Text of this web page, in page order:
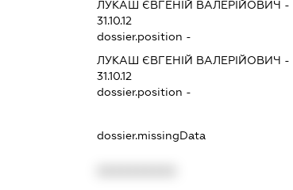
ЛУКАШ ЄВГЕНІЙ ВАЛЕРІЙОВИЧ -
31.10.12
dossier.position -
ЛУКАШ ЄВГЕНІЙ ВАЛЕРІЙОВИЧ -
31.10.12
dossier.position -
dossier.missingData